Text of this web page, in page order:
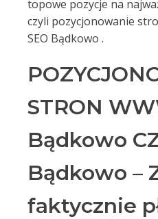
topowe pozycje na
czyli pozycjonowanie
SEO Bądkowo .
STRON
Bądkowo
Bądkowo –
faktycznie